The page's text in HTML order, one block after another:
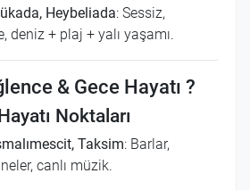
Heybeliada: Sessiz,
deniz + plaj + yalı yaşamı.
& Gece Hayatı ?
Noktaları
Taksim: Barlar,
canlı müzik.